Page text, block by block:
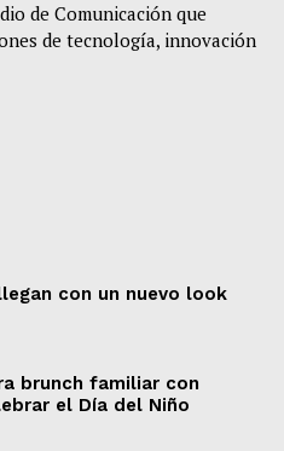
de Comunicación que
de tecnología, innovación
con un nuevo look
brunch familiar con
el Día del Niño